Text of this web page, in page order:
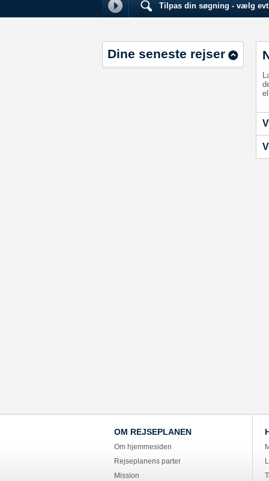
Tilpas din søgning - vælg
Dine seneste rejser
OM REJSEPLANEN
Om hjemmesiden
Rejseplanens parter
Mission